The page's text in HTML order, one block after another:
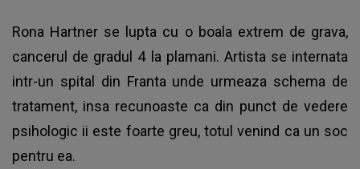
Rona Hartner se lupta cu o boala extrem de grava,
cancerul de gradul 4 la plamani. Artista se internata
intr-un spital din Franta unde urmeaza schema de
tratament, insa recunoaste ca din punct de vedere
psihologic ii este foarte greu, totul venind ca un soc
pentru ea.